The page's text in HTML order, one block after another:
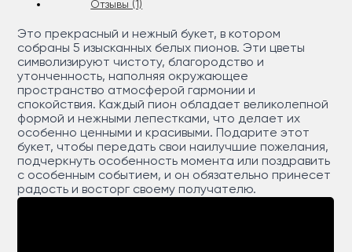
Отзывы (1)
Это прекрасный и нежный букет, в котором
собраны 5 изысканных белых пионов. Эти цветы
символизируют чистоту, благородство и
утонченность, наполняя окружающее
пространство атмосферой гармонии и
спокойствия. Каждый пион обладает великолепной
формой и нежными лепестками, что делает их
особенно ценными и красивыми. Подарите этот
букет, чтобы передать свои наилучшие пожелания,
подчеркнуть особенность момента или поздравить
с особенным событием, и он обязательно принесет
радость и восторг своему получателю.